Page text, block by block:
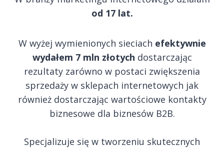
od 17 lat.
W wyżej wymienionych sieciach efektywnie
wydałem 7 mln złotych dostarczając
rezultaty zarówno w postaci zwiększenia
sprzedaży w sklepach internetowych jak
również dostarczając wartościowe kontakty
biznesowe dla biznesów B2B.
Specjalizuje się w tworzeniu skutecznych